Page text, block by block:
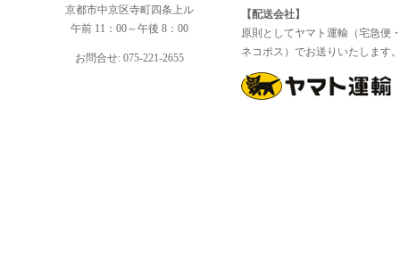
京都市中京区寺町四条上ル
午前 11：00～午後 8：00
お問合せ: 075-221-2655
【配送会社】
原則としてヤマト運輸（宅急便
ネコポス）でお送りいたします